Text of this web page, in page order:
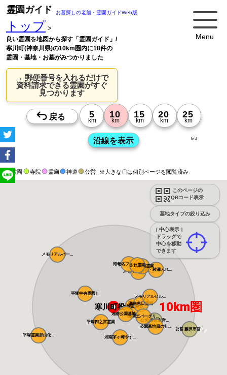
Menu
霊園ガイド お墓探しの老舗・霊園ガイドWeb版
トップ >
良い霊園を地図から探す「霊園ガイド」/
寒川町(神奈川県)の10km圏内に18件の
霊園・墓地・お墓がみつかりました
→ 郵便番号を入れるだけで
資料請求できる霊園がすぐ
見つかります
霊園 寺院 霊廟 神道 公営 ※大きな〇は個別ページを閲覧済み
このページの
QRコード表示
墓地タイプの絞り込み
[ 中心表示 ]
ドラッグで
中心を移動
できます
list
メモリアルパー...藤沢・綾瀬ふれ...
茅ヶ崎霊園 永...
湘南恵日霊園
平塚四之宮霊園
県央綾瀬霊園
メモリアルパー...
海老名フォーシ...
平塚中央霊園Ⅱ
メモリアルヒル...
さわ霊園
平塚霊園那由佗...
公営 藤沢市営...
公営 藤沢市営...
湘南エバーグリ...
湘南茅ヶ崎やす...
湘南公園墓地 ...
公園墓地風の杜...
寒川町役場 10km圏